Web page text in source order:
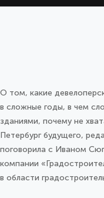
О том, какие
в сложные годы, в чем
зданиями, почему не
Петербург будущего,
поговорила с Иваном
компании
в области